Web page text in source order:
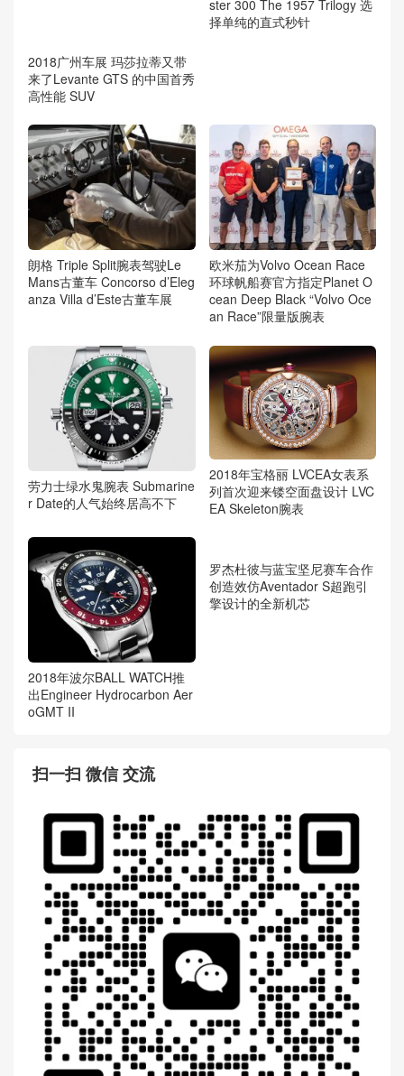
2018广州车展 玛莎拉蒂又带
来了Levante GTS 的中国首秀
高性能 SUV
朗格 Triple Split腕表驾驶Le
Mans古董车 Concorso d’Eleg
anza Villa d’Este古董车展
欧米茄为Volvo Ocean Race
环球帆船赛官方指定Planet O
cean Deep Black “Volvo Oce
an Race”限量版腕表
劳力士绿水鬼腕表 Submarine
r Date的人气始终居高不下
2018年宝格丽 LVCEA女表系
列首次迎来镂空面盘设计 LVC
EA Skeleton腕表
2018年波尔BALL WATCH推
出Engineer Hydrocarbon Aer
oGMT II
扫一扫 微信 交流